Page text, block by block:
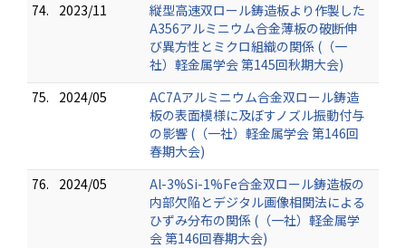
74.
2023/11
縦型高速双ロール鋳造板より作製した
A356アルミニウム合金薄板の破断伸
び異方性とミクロ組織の関係 (（一
社）軽金属学会 第145回秋期大会)
75.
2024/05
AC7Aアルミニウム合金双ロール鋳造
板の表面模様に及ぼすノズル振動付与
の影響 (（一社）軽金属学会 第146回
春期大会)
76.
2024/05
Al-3%Si-1%Fe合金双ロール鋳造板の
内部欠陥とデジタル画像相関法による
ひずみ分布の関係 (（一社）軽金属学
会 第146回春期大会)